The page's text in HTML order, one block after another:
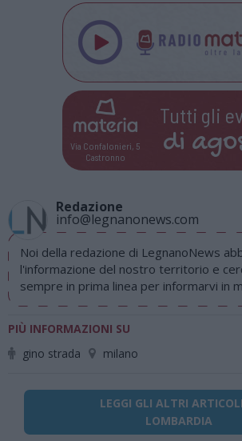
Via Confalonieri, 5
Castronno
Tutti gli
di
Redazione
info@legnanonews.com
Noi della redazione di LegnanoNews
l'informazione del nostro territorio e
sempre in prima linea per informarvi in
PIÙ INFORMAZIONI SU
gino strada
milano
LEGGI GLI ALTRI
LOMBARDIA